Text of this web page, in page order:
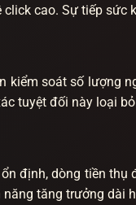
cao. Sự tiếp
kiểm soát số lượng
tuyệt đối này loại
định, dòng tiền
tăng trưởng